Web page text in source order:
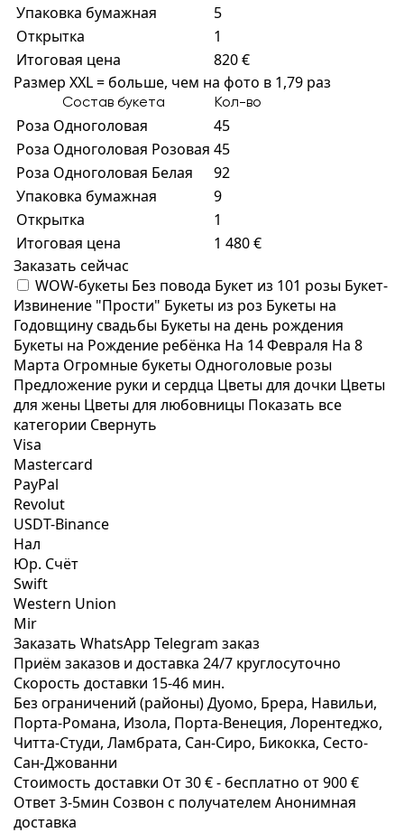
Упаковка бумажная
5
Открытка
1
Итоговая цена
820 €
Размер XXL = больше, чем на фото в 1,79 раз
Состав букета Кол-во
Роза Одноголовая
45
Роза Одноголовая Розовая 45
Роза Одноголовая Белая
92
Упаковка бумажная
9
Открытка
1
Итоговая цена
1 480 €
Заказать сейчас
WOW-букеты Без повода Букет из 101 розы Букет-
Извинение "Прости" Букеты из роз Букеты на
Годовщину свадьбы Букеты на день рождения
Букеты на Рождение ребёнка На 14 Февраля На 8
Марта Огромные букеты Одноголовые розы
Предложение руки и сердца Цветы для дочки Цветы
для жены Цветы для любовницы Показать все
категории Свернуть
Visa
Mastercard
PayPal
Revolut
USDT-Binance
Нал
Юр. Счёт
Swift
Western Union
Mir
Заказать WhatsApp Telegram заказ
Приём заказов и доставка 24/7 круглосуточно
Скорость доставки 15-46 мин.
Без ограничений (районы)Дуомо, Брера, Навильи,
Порта-Романа, Изола, Порта-Венеция, Лорентеджо,
Читта-Студи, Ламбрата, Сан-Сиро, Бикокка, Сесто-
Сан-Джованни
Стоимость доставки От 30 € - бесплатно от 900 €
Ответ 3-5мин Созвон с получателем Анонимная
доставка